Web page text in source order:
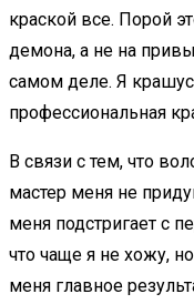
краской все. Порой
демона, а не на
самом деле. Я
профессиональная
В связи с тем, что
мастер меня не
меня подстригает с
что чаще я не хожу,
меня главное